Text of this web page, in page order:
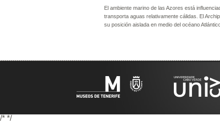
El ambiente marino de las Azores está
transporta aguas relativamente cálidas. El
su posición aislada en medio del océano
/* */